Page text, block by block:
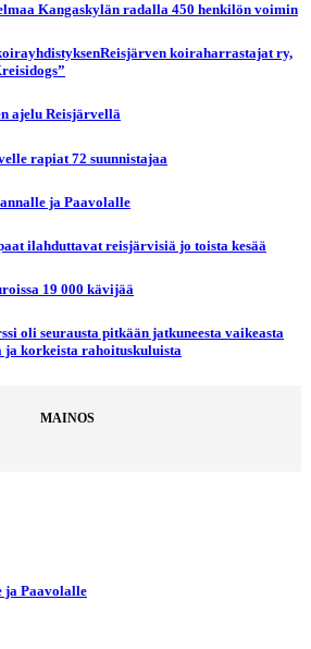
Kangaskylän radalla 450 henkilön voimin
koiraharrastajat ry,
ajelu Reisjärvellä
rapiat 72 suunnistajaa
ja Paavolalle
ilahduttavat reisjärvisiä jo toista kesää
19 000 kävijää
oli seurausta pitkään jatkuneesta vaikeasta
ja korkeista rahoituskuluista
MAINOS
Paavolalle